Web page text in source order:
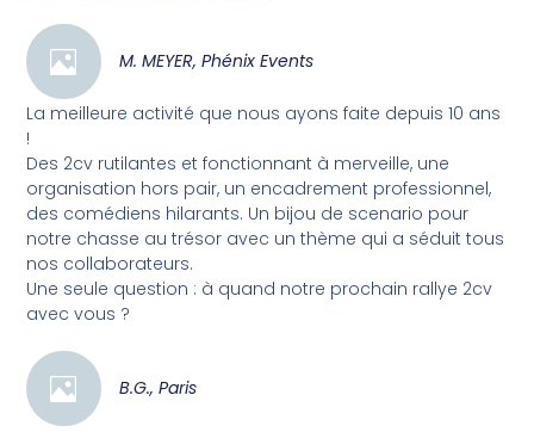
M. MEYER, Phénix Events
La meilleure activité que nous ayons faite depuis 10 ans
!
Des 2cv rutilantes et fonctionnant à merveille, une
organisation hors pair, un encadrement professionnel,
des comédiens hilarants. Un bijou de scenario pour
notre chasse au trésor avec un thème qui a séduit tous
nos collaborateurs.
Une seule question : à quand notre prochain rallye 2cv
avec vous ?
B.G., Paris